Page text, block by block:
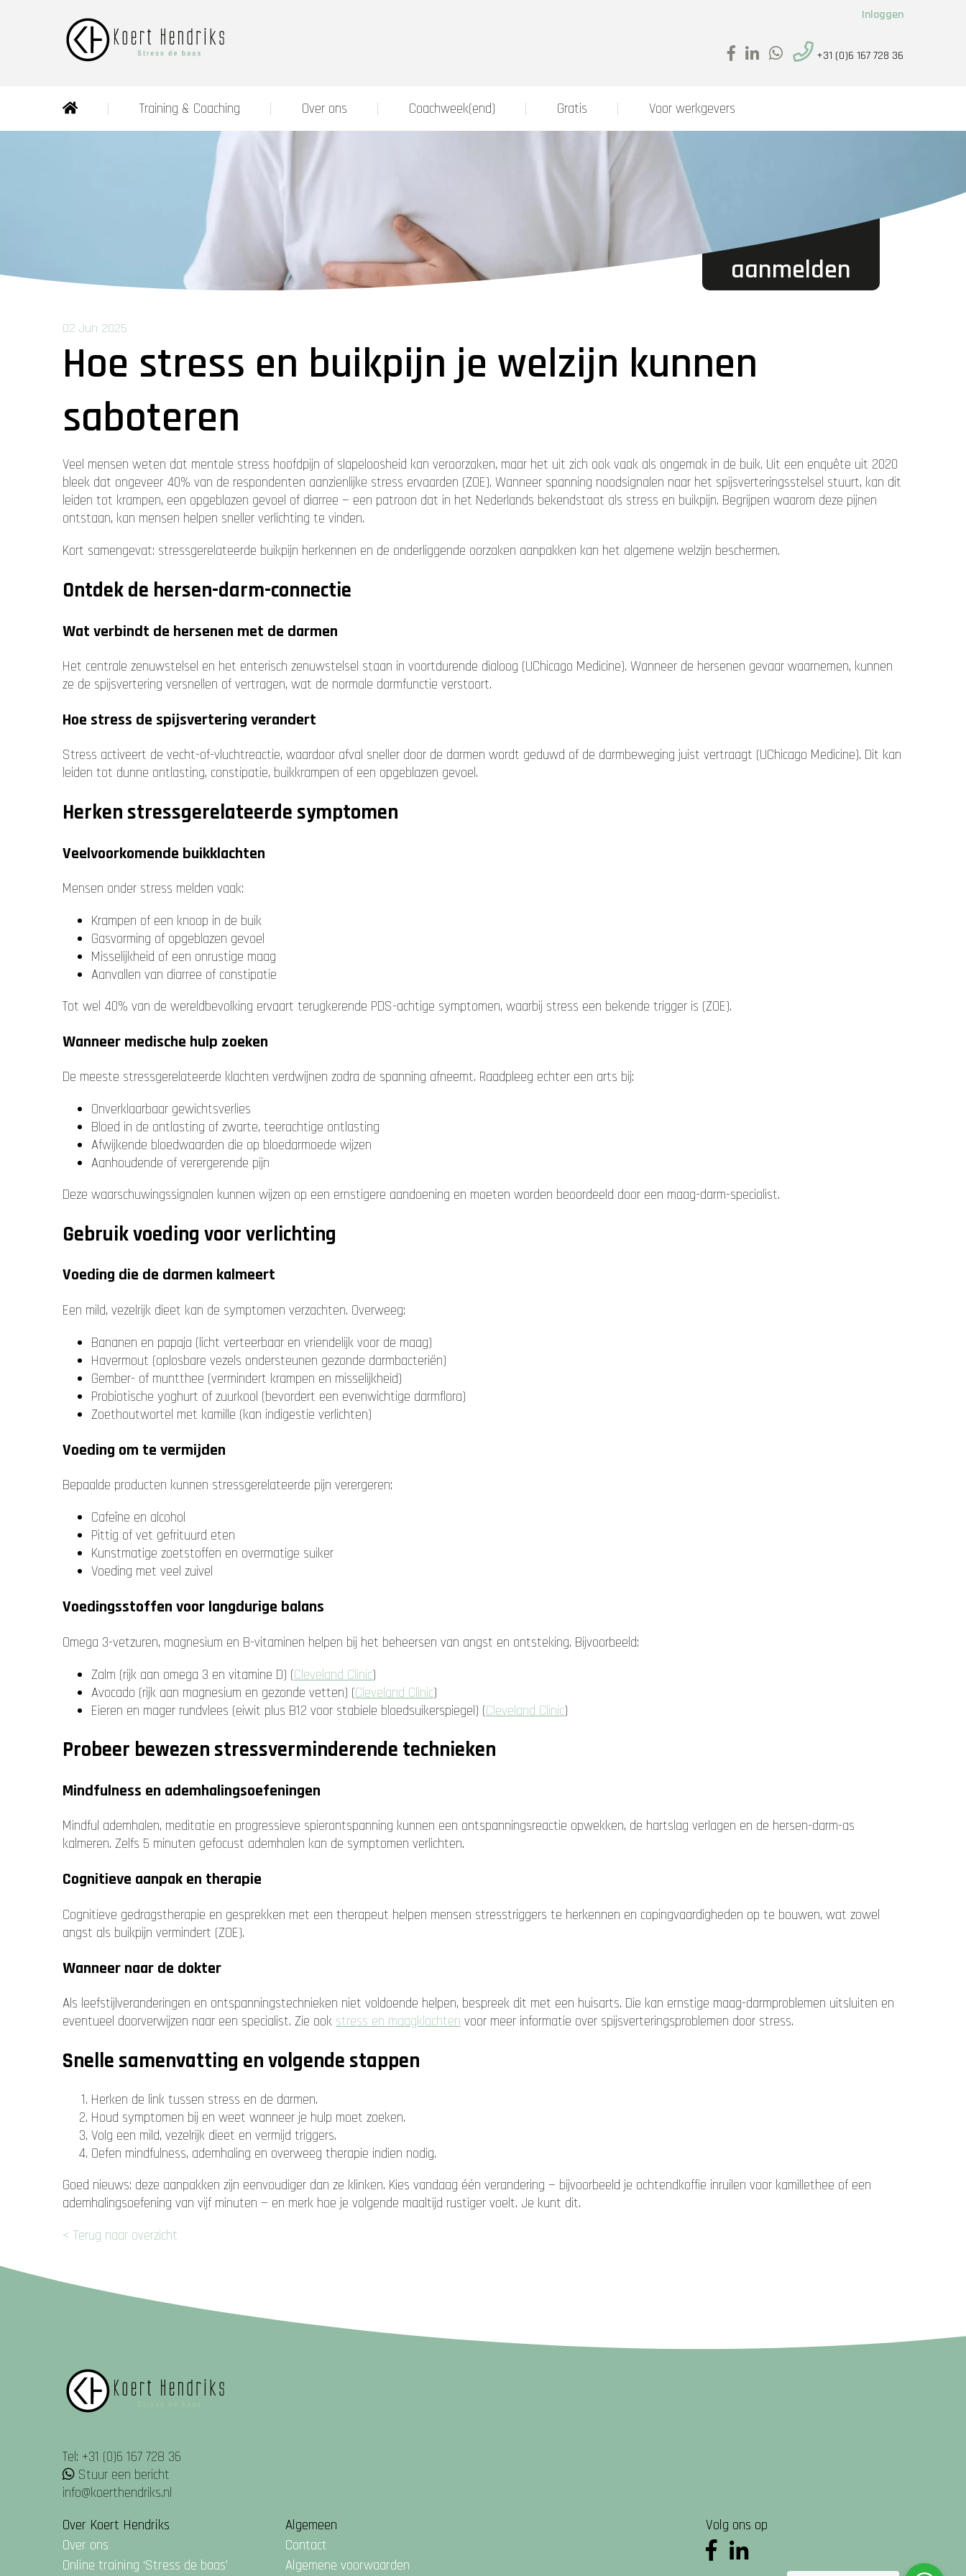
+31 (0)6 167 728 36
Inloggen
Training & Coaching Over ons Coachweek(end) Gratis Voor werkgevers
aanmelden
02 Jun 2025
Hoe stress en buikpijn je welzijn kunnen
saboteren
Veel mensen weten dat mentale stress hoofdpijn of slapeloosheid kan veroorzaken, maar het uit zich ook vaak als ongemak in de buik. Uit een enquête uit 2020
bleek dat ongeveer 40% van de respondenten aanzienlijke stress ervaarden (ZOE). Wanneer spanning noodsignalen naar het spijsverteringsstelsel stuurt, kan dit
leiden tot krampen, een opgeblazen gevoel of diarree — een patroon dat in het Nederlands bekendstaat als stress en buikpijn. Begrijpen waarom deze pijnen
ontstaan, kan mensen helpen sneller verlichting te vinden.
Kort samengevat: stressgerelateerde buikpijn herkennen en de onderliggende oorzaken aanpakken kan het algemene welzijn beschermen.
Ontdek de hersen-darm-connectie
Wat verbindt de hersenen met de darmen
Het centrale zenuwstelsel en het enterisch zenuwstelsel staan in voortdurende dialoog (UChicago Medicine). Wanneer de hersenen gevaar waarnemen, kunnen
ze de spijsvertering versnellen of vertragen, wat de normale darmfunctie verstoort.
Hoe stress de spijsvertering verandert
Stress activeert de vecht-of-vluchtreactie, waardoor afval sneller door de darmen wordt geduwd of de darmbeweging juist vertraagt (UChicago Medicine). Dit kan
leiden tot dunne ontlasting, constipatie, buikkrampen of een opgeblazen gevoel.
Herken stressgerelateerde symptomen
Veelvoorkomende buikklachten
Mensen onder stress melden vaak:
Krampen of een knoop in de buik
Gasvorming of opgeblazen gevoel
Misselijkheid of een onrustige maag
Aanvallen van diarree of constipatie
Tot wel 40% van de wereldbevolking ervaart terugkerende PDS-achtige symptomen, waarbij stress een bekende trigger is (ZOE).
Wanneer medische hulp zoeken
De meeste stressgerelateerde klachten verdwijnen zodra de spanning afneemt. Raadpleeg echter een arts bij:
Onverklaarbaar gewichtsverlies
Bloed in de ontlasting of zwarte, teerachtige ontlasting
Afwijkende bloedwaarden die op bloedarmoede wijzen
Aanhoudende of verergerende pijn
Deze waarschuwingssignalen kunnen wijzen op een ernstigere aandoening en moeten worden beoordeeld door een maag-darm-specialist.
Gebruik voeding voor verlichting
Voeding die de darmen kalmeert
Een mild, vezelrijk dieet kan de symptomen verzachten. Overweeg:
Bananen en papaja (licht verteerbaar en vriendelijk voor de maag)
Havermout (oplosbare vezels ondersteunen gezonde darmbacteriën)
Gember- of muntthee (vermindert krampen en misselijkheid)
Probiotische yoghurt of zuurkool (bevordert een evenwichtige darmflora)
Zoethoutwortel met kamille (kan indigestie verlichten)
Voeding om te vermijden
Bepaalde producten kunnen stressgerelateerde pijn verergeren:
Cafeïne en alcohol
Pittig of vet gefrituurd eten
Kunstmatige zoetstoffen en overmatige suiker
Voeding met veel zuivel
Voedingsstoffen voor langdurige balans
Omega 3-vetzuren, magnesium en B-vitaminen helpen bij het beheersen van angst en ontsteking. Bijvoorbeeld:
Zalm (rijk aan omega 3 en vitamine D) (Cleveland Clinic)
Avocado (rijk aan magnesium en gezonde vetten) (Cleveland Clinic)
Eieren en mager rundvlees (eiwit plus B12 voor stabiele bloedsuikerspiegel) (Cleveland Clinic)
Probeer bewezen stressverminderende technieken
Mindfulness en ademhalingsoefeningen
Mindful ademhalen, meditatie en progressieve spierontspanning kunnen een ontspanningsreactie opwekken, de hartslag verlagen en de hersen-darm-as
kalmeren. Zelfs 5 minuten gefocust ademhalen kan de symptomen verlichten.
Cognitieve aanpak en therapie
Cognitieve gedragstherapie en gesprekken met een therapeut helpen mensen stresstriggers te herkennen en copingvaardigheden op te bouwen, wat zowel
angst als buikpijn vermindert (ZOE).
Wanneer naar de dokter
Als leefstijlveranderingen en ontspanningstechnieken niet voldoende helpen, bespreek dit met een huisarts. Die kan ernstige maag-darmproblemen uitsluiten en
eventueel doorverwijzen naar een specialist. Zie ook stress en maagklachten voor meer informatie over spijsverteringsproblemen door stress.
Snelle samenvatting en volgende stappen
Herken de link tussen stress en de darmen.
Houd symptomen bij en weet wanneer je hulp moet zoeken.
Volg een mild, vezelrijk dieet en vermijd triggers.
Oefen mindfulness, ademhaling en overweeg therapie indien nodig.
Goed nieuws: deze aanpakken zijn eenvoudiger dan ze klinken. Kies vandaag één verandering — bijvoorbeeld je ochtendkoffie inruilen voor kamillethee of een
ademhalingsoefening van vijf minuten — en merk hoe je volgende maaltijd rustiger voelt. Je kunt dit.
< Terug naar overzicht
Tel: +31 (0)6 167 728 36
Stuur een bericht
info@koerthendriks.nl
Over Koert Hendriks
Over ons
Online training ‘Stress de baas’
Algemeen
Contact
Algemene voorwaarden
Volg ons op